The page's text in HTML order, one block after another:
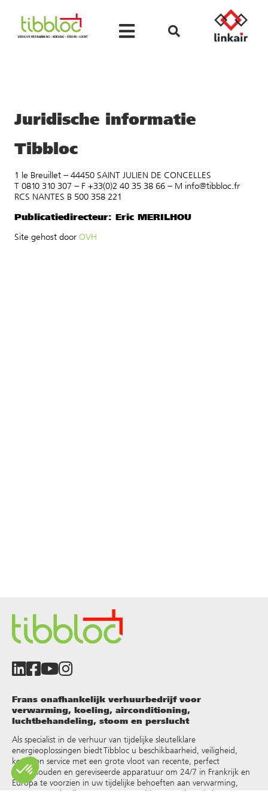
Juridische informatie
Tibbloc
1 le Breuillet – 44450 SAINT JULIEN DE CONCELLES
T 0810 310 307 – F +33(0)2 40 35 38 66 – M info@tibbloc.fr
RCS NANTES B 500 358 221
Publicatiedirecteur: Eric MERILHOU
Site gehost door OVH
Frans onafhankelijk verhuurbedrijf voor
verwarming, koeling, airconditioning,
luchtbehandeling, stoom en perslucht
Als specialist in de verhuur van tijdelijke sleutelklare
energieoplossingen biedt Tibbloc u beschikbaarheid, veiligheid,
keuze en service met een grote vloot van recente, perfect
onderhouden en gereviseerde apparatuur om 24/7 in Frankrijk en
Europa te voorzien in uw tijdelijke behoeften aan verwarming,
warm water, koeling, stoom, oververhit water, thermische